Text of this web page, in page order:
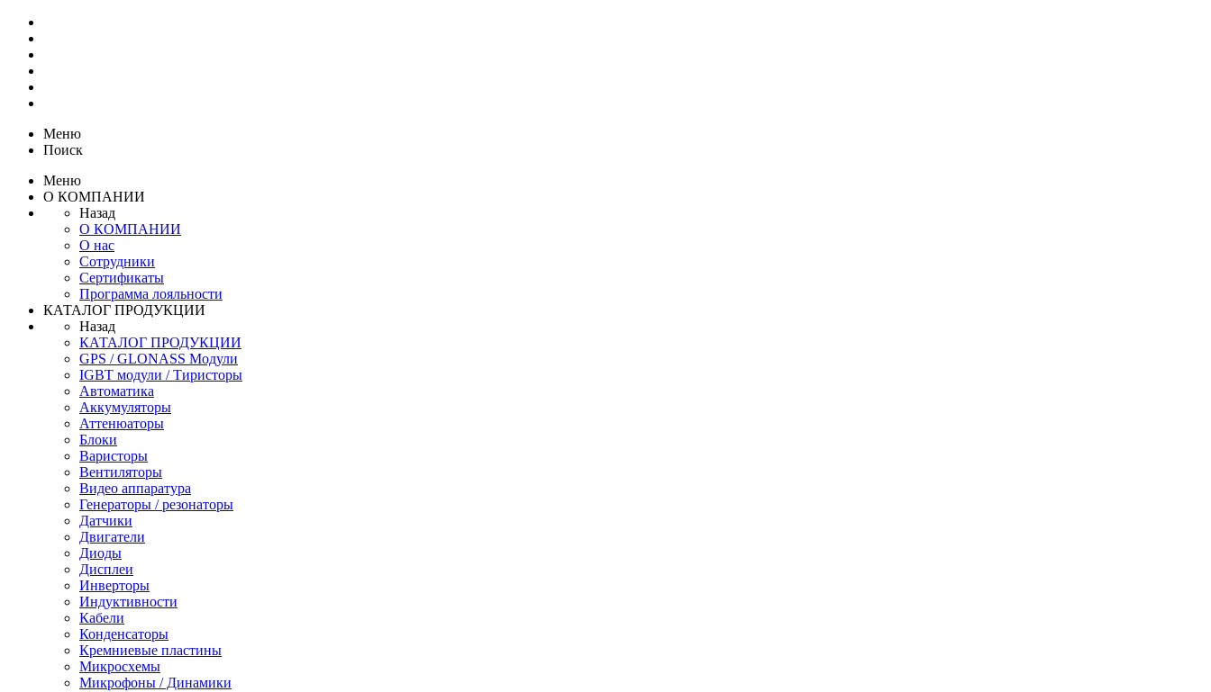
Меню
Поиск
Меню
О КОМПАНИИ
Назад
О КОМПАНИИ
О нас
Сотрудники
Сертификаты
Программа лояльности
КАТАЛОГ ПРОДУКЦИИ
Назад
КАТАЛОГ ПРОДУКЦИИ
GPS / GLONASS Модули
IGBT модули / Тиристоры
Автоматика
Аккумуляторы
Аттенюаторы
Блоки
Варисторы
Вентиляторы
Видео аппаратура
Генераторы / резонаторы
Датчики
Двигатели
Диоды
Дисплеи
Инверторы
Индуктивности
Кабели
Конденсаторы
Кремниевые пластины
Микросхемы
Микрофоны / Динамики